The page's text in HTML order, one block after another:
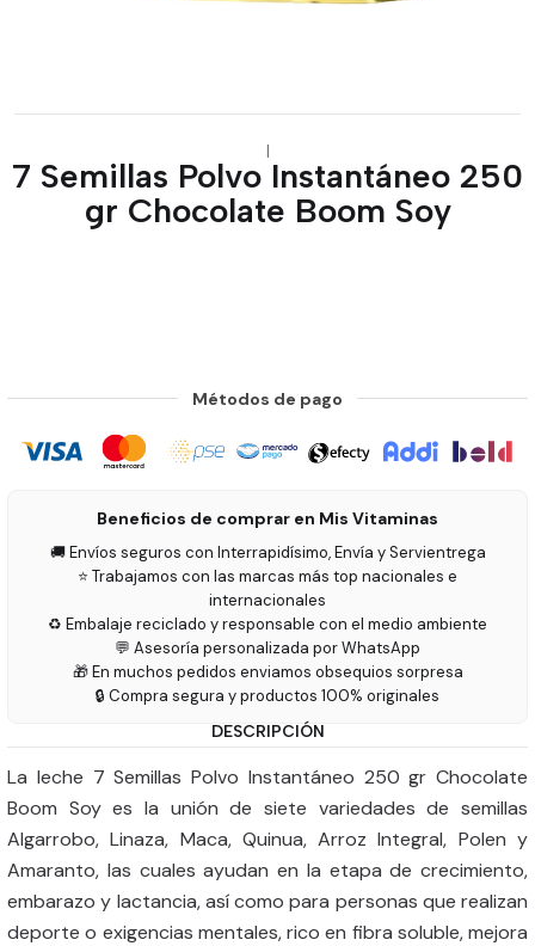
|
7 Semillas Polvo Instantáneo 250
gr Chocolate Boom Soy
Métodos de pago
Beneficios de comprar en Mis Vitaminas
🚚 Envíos seguros con Interrapidísimo, Envía y Servientrega
⭐ Trabajamos con las marcas más top nacionales e
internacionales
♻️ Embalaje reciclado y responsable con el medio ambiente
💬 Asesoría personalizada por WhatsApp
🎁 En muchos pedidos enviamos obsequios sorpresa
🔒 Compra segura y productos 100% originales
DESCRIPCIÓN
La leche 7 Semillas Polvo Instantáneo 250 gr Chocolate
Boom Soy es la unión de siete variedades de semillas
Algarrobo, Linaza, Maca, Quinua, Arroz Integral, Polen y
Amaranto, las cuales ayudan en la etapa de crecimiento,
embarazo y lactancia, así como para personas que realizan
deporte o exigencias mentales, rico en fibra soluble, mejora